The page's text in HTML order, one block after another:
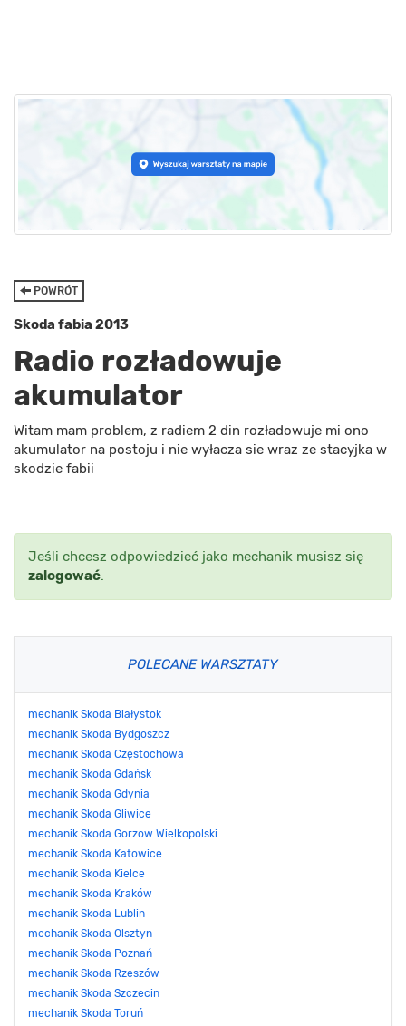
POWRÓT
Skoda fabia 2013
Radio rozładowuje
akumulator
Witam mam problem, z radiem 2 din rozładowuje mi ono
akumulator na postoju i nie wyłacza sie wraz ze stacyjka w
skodzie fabii
Jeśli chcesz odpowiedzieć jako mechanik musisz się
zalogować.
POLECANE WARSZTATY
mechanik Skoda Białystok
mechanik Skoda Bydgoszcz
mechanik Skoda Częstochowa
mechanik Skoda Gdańsk
mechanik Skoda Gdynia
mechanik Skoda Gliwice
mechanik Skoda Gorzow Wielkopolski
mechanik Skoda Katowice
mechanik Skoda Kielce
mechanik Skoda Kraków
mechanik Skoda Lublin
mechanik Skoda Olsztyn
mechanik Skoda Poznań
mechanik Skoda Rzeszów
mechanik Skoda Szczecin
mechanik Skoda Toruń